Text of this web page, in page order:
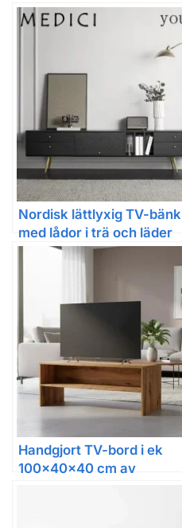
Nordisk lättlyxig TV-bänk
med lådor i trä och läder
Handgjort TV-bord i ek
100x40x40 cm av